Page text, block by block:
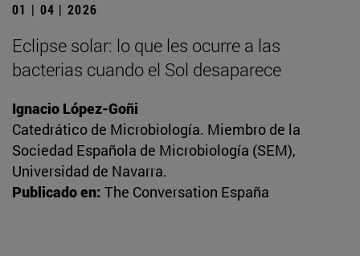
01 | 04 | 2026
Eclipse solar: lo que les ocurre a las
bacterias cuando el Sol desaparece
Ignacio López-Goñi
Catedrático de Microbiología. Miembro de la
Sociedad Española de Microbiología (SEM),
Universidad de Navarra.
Publicado en: The Conversation España